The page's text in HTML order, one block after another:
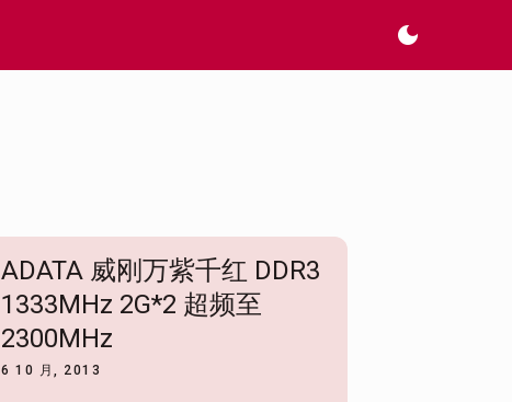
dark_mode
ADATA 威刚万紫千红 DDR3
1333MHz 2G*2 超频至
2300MHz
6 10 月, 2013